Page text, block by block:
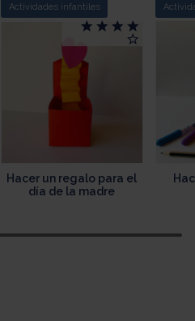
Actividades infantiles
Hacer un regalo para el
día de la madre